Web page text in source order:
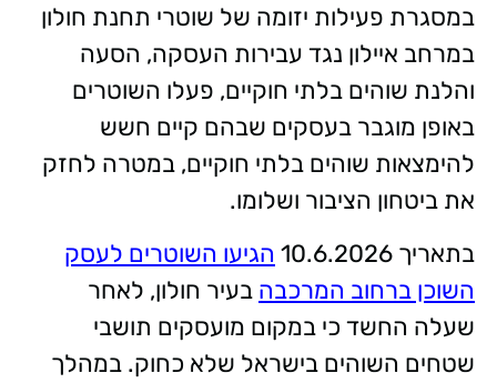
במסגרת פעילות יזומה של שוטרי תחנת חולון
במרחב איילון נגד עבירות העסקה, הסעה
והלנת שוהים בלתי חוקיים, פעלו השוטרים
באופן מוגבר בעסקים שבהם קיים חשש
להימצאות שוהים בלתי חוקיים, במטרה לחזק
את ביטחון הציבור ושלומו.
בתאריך 10.6.2026
הגיעו השוטרים לעסק
השוכן ברחוב המרכבה בעיר חולון, לאחר
שעלה החשד כי במקום מועסקים תושבי
שטחים השוהים בישראל שלא כחוק. במהלך